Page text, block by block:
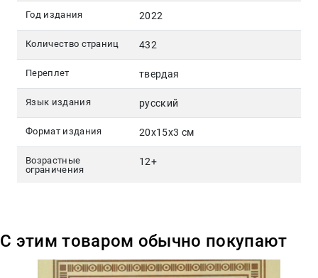
Год издания 2022
Количество страниц 432
Переплет твердая
Язык издания русский
Формат издания 20x15x3 см
Возрастные
ограничения
12+
С этим товаром обычно покупают